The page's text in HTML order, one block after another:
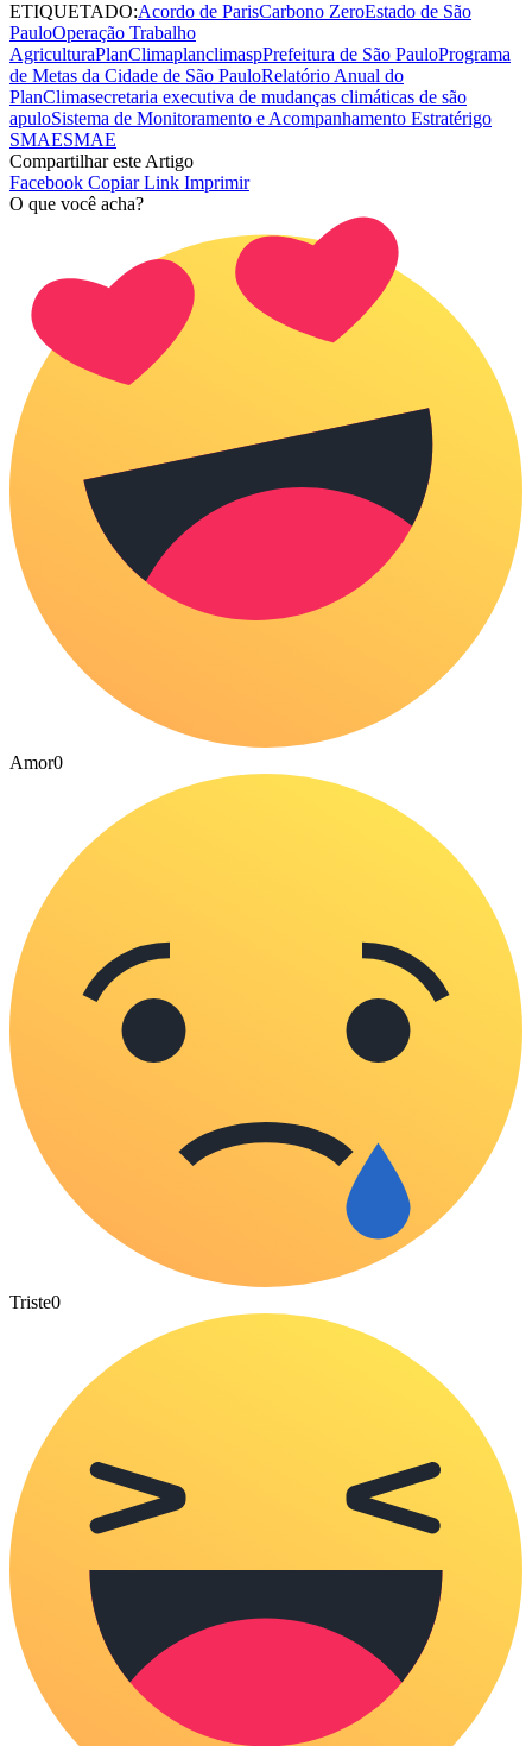
ETIQUETADO:Acordo de ParisCarbono ZeroEstado de São
PauloOperação Trabalho
AgriculturaPlanClimaplanclimaspPrefeitura de São PauloPrograma
de Metas da Cidade de São PauloRelatório Anual do
PlanClimasecretaria executiva de mudanças climáticas de são
apuloSistema de Monitoramento e Acompanhamento Estratérigo
SMAESMAE
Compartilhar este Artigo
Facebook Copiar Link Imprimir
O que você acha?
Amor0
Triste0